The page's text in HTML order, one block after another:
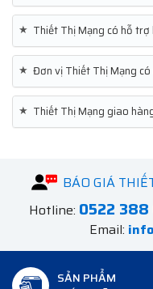
★ Thiết Thị Mạng có hỗ
★ Đơn vị Thiết Thị Mạng
★ Thiết Thị Mạng giao
BÁO GIÁ
Hotline: 0522
Email:
SẢN PHẨM